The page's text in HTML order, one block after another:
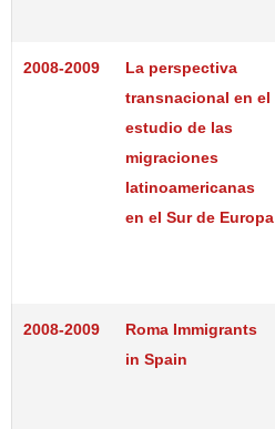
2008-2009
La perspectiva
transnacional en el
estudio de las
migraciones
latinoamericanas
en el Sur de Europa
2008-2009
Roma Immigrants
in Spain